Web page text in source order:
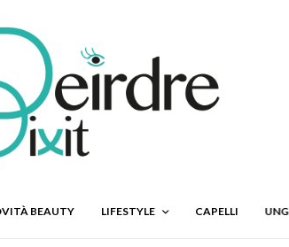
BEAUTY LIFESTYLE CAPELLI